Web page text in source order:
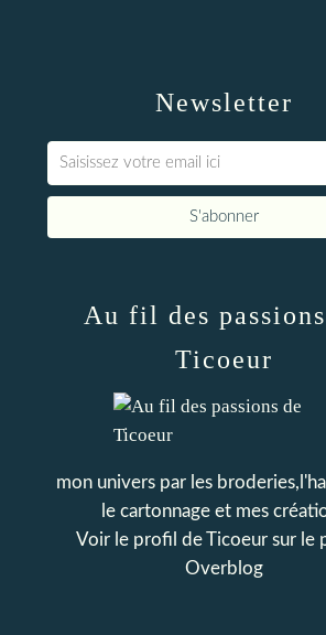
Newsletter
Au fil des
Ticoeur
mon univers par les
le cartonnage et mes
Voir le profil deTicoeursur le
Overblog